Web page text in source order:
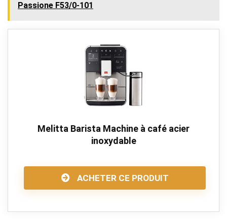
Passione F53/0-101
Melitta Barista Machine à café acier
inoxydable
ACHETER CE PRODUIT